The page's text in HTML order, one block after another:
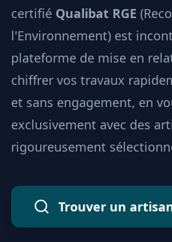
certifié Qualibat RGE
l'Environnement) est
plateforme de mise en
chiffrer vos travaux
et sans engagement, en
exclusivement avec des
rigoureusement
Trouver un